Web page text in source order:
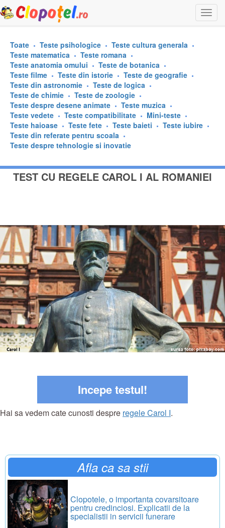
Toate Teste psihologice
Teste cultura generala
Teste matematica
Teste romana
Teste anatomia omului
Teste de botanica
Teste filme
Teste din istorie
Teste de geografie
Teste din astronomie
Teste de logica
Teste de chimie
Teste de zoologie
Teste despre desene animate
Teste muzica
Teste vedete
Teste compatibilitate
Mini-teste
Teste haioase
Teste fete Teste baieti
Teste iubire
Teste din referate pentru scoala
Teste despre tehnologie si inovatie
TEST CU REGELE CAROL I AL ROMANIEI
Incepe testul!
Hai sa vedem cate cunosti despre regele Carol I.
Afla ca sa stii
Clopotele, o importanta covarsitoare
pentru credinciosi. Explicatii de la
specialistii in servicii funerare